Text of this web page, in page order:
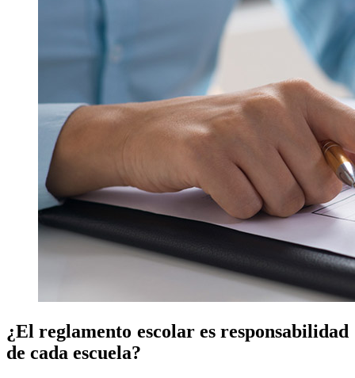
¿El reglamento escolar es responsabilidad
de cada escuela?